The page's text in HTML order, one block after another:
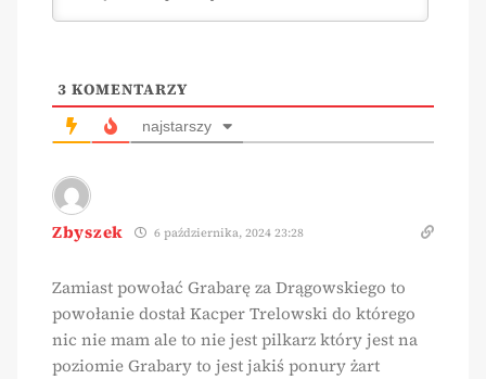
3 KOMENTARZY
najstarszy
Zbyszek 6 października, 2024 23:28
Zamiast powołać Grabarę za Drągowskiego to
powołanie dostał Kacper Trelowski do którego
nic nie mam ale to nie jest pilkarz który jest na
poziomie Grabary to jest jakiś ponury żart